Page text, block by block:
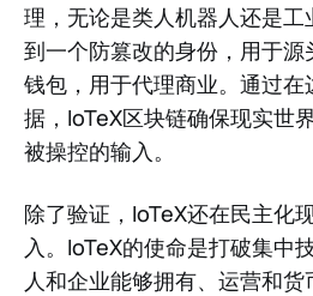
理，无论是类人机器人还是
到一个防篡改的身份，用于
钱包，用于代理商业。通过在
据，IoTeX区块链确保现实世
被操控的输入。
除了验证，IoTeX还在民主化
入。IoTeX的使命是打破集中
人和企业能够拥有、运营和